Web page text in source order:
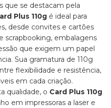
que se destacam pela
Plus 110g é ideal para
desde convites e cartões
scrapbooking, embalagens
que exigem um papel
Sua gramatura de 110g
flexibilidade e resistência,
em cada criação.
qualidade, o Card Plus 110g
em impressoras a laser e